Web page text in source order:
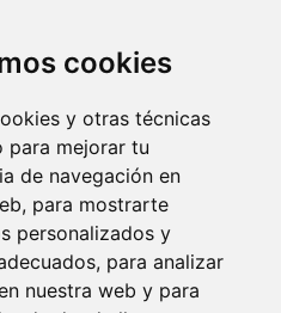
cookies
y otras técnicas
para mejorar tu
de navegación en
para mostrarte
personalizados y
para analizar
nuestra web y para
gratuitos
su pedido en cualquier momento
un árbol. Leer más Quiénes